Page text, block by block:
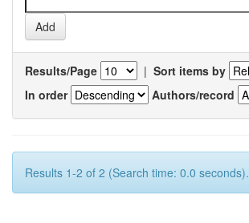
Results/Page | Sort items by
In order
Authors/record
Results 1-2 of 2 (Search time: 0.0 seconds).